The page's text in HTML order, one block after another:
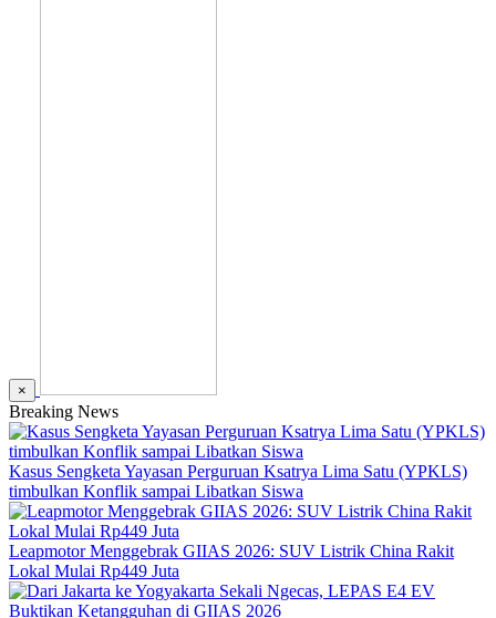
×
Breaking News
Kasus Sengketa Yayasan Perguruan Ksatrya Lima Satu (YPKLS)
timbulkan Konflik sampai Libatkan Siswa
Leapmotor Menggebrak GIIAS 2026: SUV Listrik China Rakit
Lokal Mulai Rp449 Juta